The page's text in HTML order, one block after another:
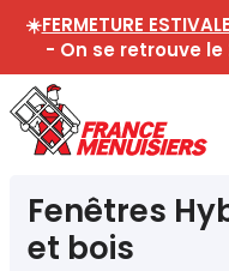
☀️FERMETURE ESTIVALE
- On se retrouve
Fenêtres
et bois